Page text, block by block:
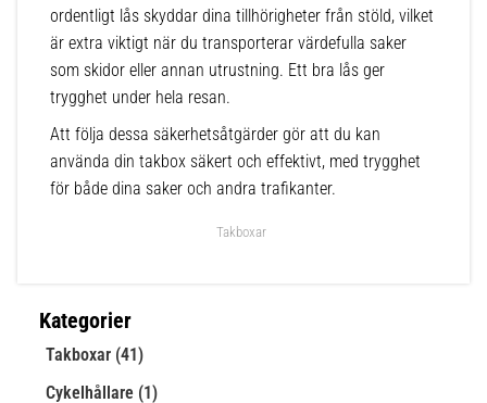
ordentligt lås skyddar dina tillhörigheter från stöld, vilket
är extra viktigt när du transporterar värdefulla saker
som skidor eller annan utrustning. Ett bra lås ger
trygghet under hela resan.
Att följa dessa säkerhetsåtgärder gör att du kan
använda din takbox säkert och effektivt, med trygghet
för både dina saker och andra trafikanter.
Takboxar
Kategorier
Takboxar (41)
Cykelhållare (1)